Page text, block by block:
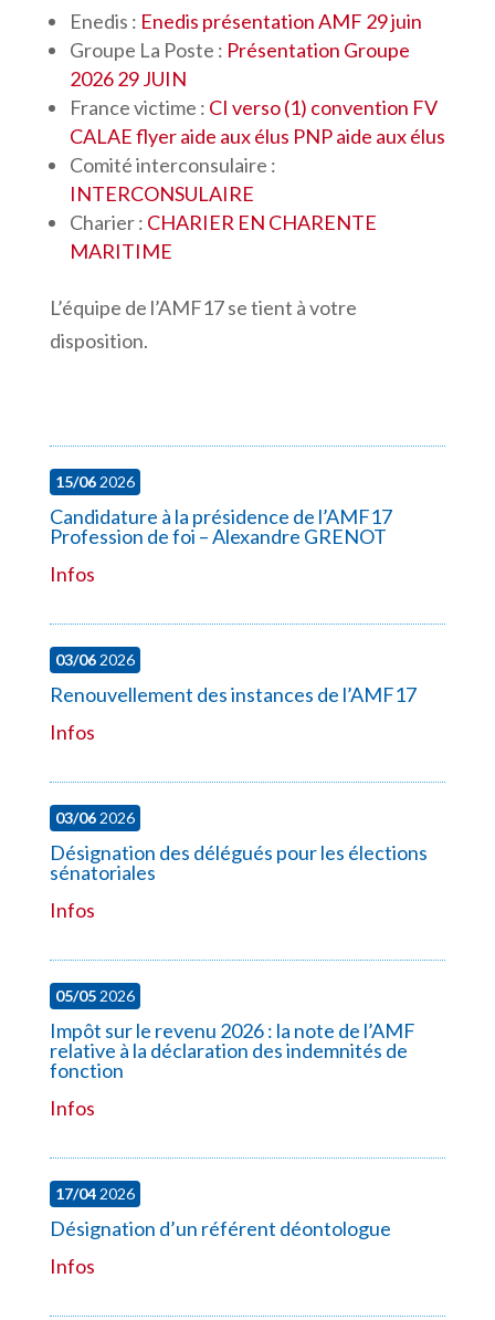
Enedis : Enedis présentation AMF 29 juin
Groupe La Poste : Présentation Groupe
2026 29 JUIN
France victime : CI verso (1) convention FV
CALAEflyer aide aux élus PNP aide aux élus
Comité interconsulaire :
INTERCONSULAIRE
Charier : CHARIER EN CHARENTE
MARITIME
L’équipe de l’AMF17 se tient à votre
disposition.
15/062026
Candidature à la présidence de l’AMF17
Profession de foi – Alexandre GRENOT
Infos
03/062026
Renouvellement des instances de l’AMF17
Infos
03/062026
Désignation des délégués pour les élections
sénatoriales
Infos
05/052026
Impôt sur le revenu 2026 : la note de l’AMF
relative à la déclaration des indemnités de
fonction
Infos
17/042026
Désignation d’un référent déontologue
Infos